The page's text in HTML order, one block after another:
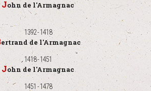
John de l'Armagnac
1392 - 1418
Bertrand de l'Armagnac
1418 - 1451
John de l'Armagnac
1451 - 1478